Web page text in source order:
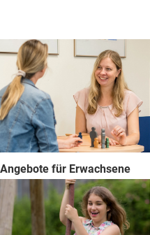
Angebote für Erwachsene